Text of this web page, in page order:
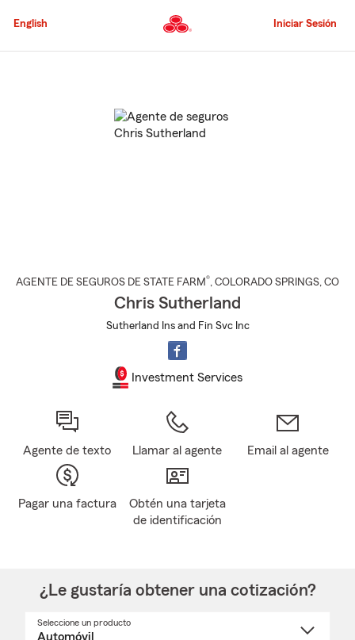
al
principal
English Iniciar Sesión
AGENTE DE SEGUROS DE STATE FARM®, COLORADO SPRINGS, CO
Chris Sutherland
Sutherland Ins and Fin Svc Inc
Investment Services
Agente de texto Llamar al agente Email al agente
Pagar una factura
Obtén una tarjeta
de identificación
¿Le gustaría obtener una cotización?
Seleccione un producto